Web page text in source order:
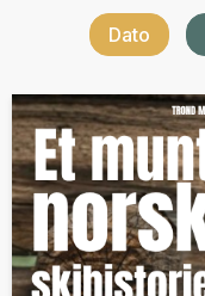
Dato